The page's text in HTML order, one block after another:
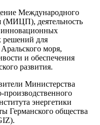
Международного
(МИЦП), деятельность
инновационных
решений для
моря,
и обеспечения
развития.
Министерства
производственного
энергетики
Германского общества